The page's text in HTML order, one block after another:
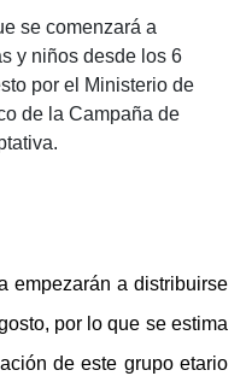
se comenzará a
y niños desde los 6
por el Ministerio de
de la Campaña de
empezarán a distribuirse
por lo que se estima
de este grupo etario